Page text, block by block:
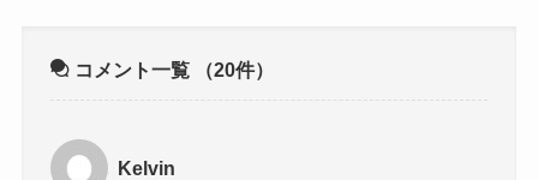
コメント一覧 （20件）
Kelvin